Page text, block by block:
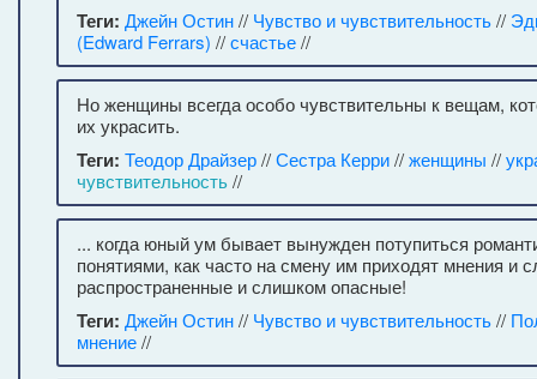
Теги: Джейн Остин// Чувство и чувствительность//
(Edward Ferrars) //счастье//
Но женщины всегда особо чувствительны к вещам,
их украсить.
Теги: Теодор Драйзер//Сестра Керри//женщины //
чувствительность//
... когда юный ум бывает вынужден потупиться
понятиями, как часто на смену им приходят мнения и
распространенные и слишком опасные!
Теги: Джейн Остин// Чувство и чувствительность//
мнение//